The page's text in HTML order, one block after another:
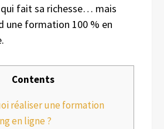
qui fait sa richesse… mais
une formation 100 % en
Contents
réaliser une formation
en ligne ?